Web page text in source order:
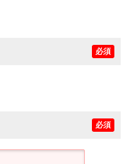
必須
必須